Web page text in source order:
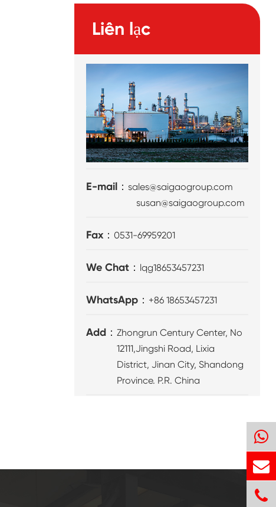
Liên lạc
E-mail：sales@saigaogroup.com
susan@saigaogroup.com
Fax：0531-69959201
We Chat： lqg18653457231
WhatsApp： +86 18653457231
Add：Zhongrun Century Center, No
12111,Jingshi Road, Lixia
District, Jinan City, Shandong
Province. P.R. China